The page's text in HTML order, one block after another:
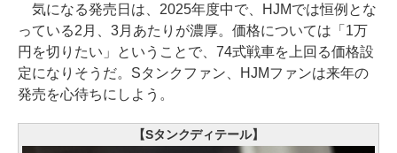
気になる発売日は、2025年度中で、HJMでは恒例とな
っている2月、3月あたりが濃厚。価格については「1万
円を切りたい」ということで、74式戦車を上回る価格設
定になりそうだ。Sタンクファン、HJMファンは来年の
発売を心待ちにしよう。
【Sタンクディテール】